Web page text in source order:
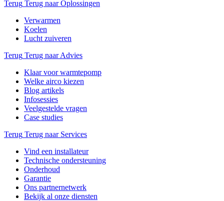
Terug Terug naar Oplossingen
Verwarmen
Koelen
Lucht zuiveren
Terug Terug naar Advies
Klaar voor warmtepomp
Welke airco kiezen
Blog artikels
Infosessies
Veelgestelde vragen
Case studies
Terug Terug naar Services
Vind een installateur
Technische ondersteuning
Onderhoud
Garantie
Ons partnernetwerk
Bekijk al onze diensten